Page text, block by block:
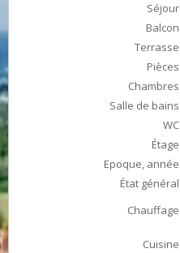
Séjour
Balcon
Terrasse
Pièces
Chambres
Salle de bains
WC
Étage
Epoque, année
État général
Chauffage
Cuisine